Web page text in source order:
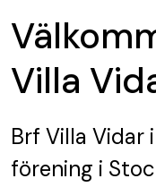
Villa
Brf Villa Vidar
förening i